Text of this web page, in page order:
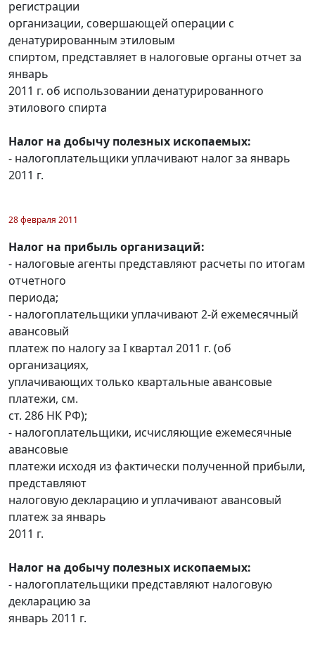
регистрации
организации, совершающей операции с
денатурированным этиловым
спиртом, представляет в налоговые органы отчет за
январь
2011 г. об использовании денатурированного
этилового спирта
Налог на добычу полезных ископаемых:
- налогоплательщики уплачивают налог за январь
2011 г.
28 февраля 2011
Налог на прибыль организаций:
- налоговые агенты представляют расчеты по итогам
отчетного
периода;
- налогоплательщики уплачивают 2-й ежемесячный
авансовый
платеж по налогу за I квартал 2011 г. (об
организациях,
уплачивающих только квартальные авансовые
платежи, см.
ст. 286 НК РФ);
- налогоплательщики, исчисляющие ежемесячные
авансовые
платежи исходя из фактически полученной прибыли,
представляют
налоговую декларацию и уплачивают авансовый
платеж за январь
2011 г.
Налог на добычу полезных ископаемых:
- налогоплательщики представляют налоговую
декларацию за
январь 2011 г.